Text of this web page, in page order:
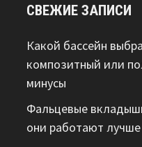
СВЕЖИЕ ЗАПИСИ
Какой бассейн
композитный или
минусы
Фальцевые
они работают